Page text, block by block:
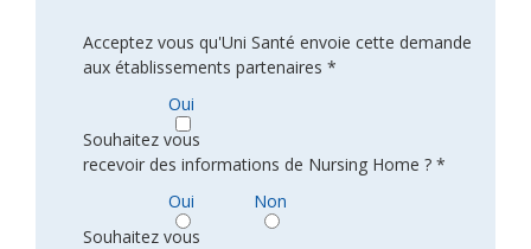
Acceptez vous qu'Uni Santé envoie cette demande
aux établissements partenaires *
Oui
Souhaitez vous
recevoir des informations de Nursing Home ? *
Oui
Non
Souhaitez vous